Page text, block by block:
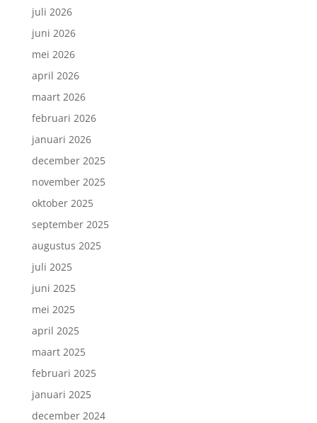
juli 2026
juni 2026
mei 2026
april 2026
maart 2026
februari 2026
januari 2026
december 2025
november 2025
oktober 2025
september 2025
augustus 2025
juli 2025
juni 2025
mei 2025
april 2025
maart 2025
februari 2025
januari 2025
december 2024